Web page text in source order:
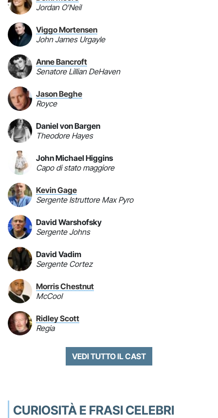
Jordan O'Neil
Viggo Mortensen
John James Urgayle
Anne Bancroft
Senatore Lillian DeHaven
Jason Beghe
Royce
Daniel von Bargen
Theodore Hayes
John Michael Higgins
Capo di stato maggiore
Kevin Gage
Sergente Istruttore Max Pyro
David Warshofsky
Sergente Johns
David Vadim
Sergente Cortez
Morris Chestnut
McCool
Ridley Scott
Regia
VEDI TUTTO IL CAST
CURIOSITÀ E FRASI CELEBRI